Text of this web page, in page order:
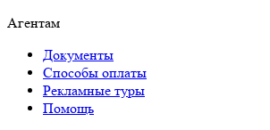
Агентам
Документы
Способы оплаты
Рекламные туры
Помощь